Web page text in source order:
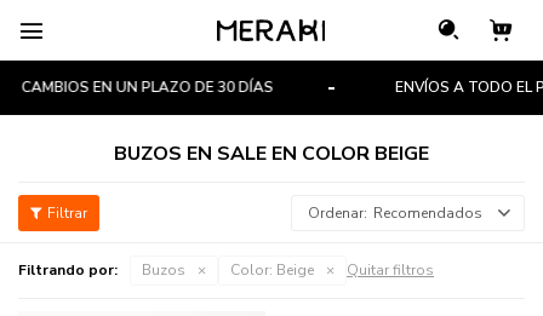

CAMBIOS EN UN PLAZO DE 30 DÍAS ENVÍOS A TODO EL
BUZOS EN SALE EN COLOR BEIGE
Recomendados
Filtrando por: Buzos Color: Beige Quitar filtros